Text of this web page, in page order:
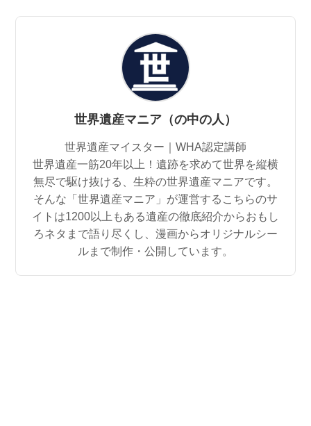
世界遺産マニア（の中の人）
世界遺産マイスター｜WHA認定講師
世界遺産一筋20年以上！遺跡を求めて世界を縦横
無尽で駆け抜ける、生粋の世界遺産マニアです。
そんな「世界遺産マニア」が運営するこちらのサ
イトは1200以上もある遺産の徹底紹介からおもし
ろネタまで語り尽くし、漫画からオリジナルシー
ルまで制作・公開しています。